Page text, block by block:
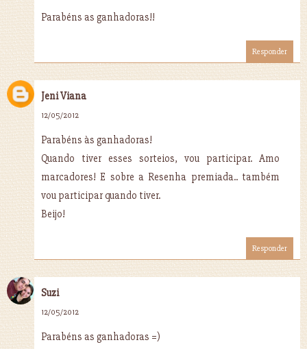
Parabéns as ganhadoras!!
Responder
Jeni Viana
12/05/2012
Parabéns às ganhadoras!
Quando tiver esses sorteios, vou participar. Amo
marcadores! E sobre a Resenha premiada.. também
vou participar quando tiver.
Beijo!
Responder
Suzi
12/05/2012
Parabéns as ganhadoras =)